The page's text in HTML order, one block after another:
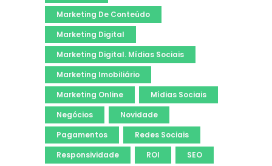
Marketing De Conteúdo
Marketing Digital
Marketing Digital. Mídias Sociais
Marketing Imobiliário
Marketing Online
Mídias Sociais
Negócios
Novidade
Pagamentos
Redes Sociais
Responsividade
ROI
SEO